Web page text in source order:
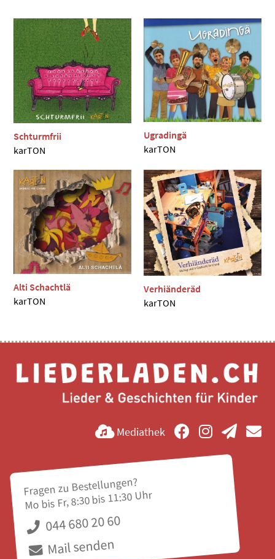
Schturmfrii
karTON
Ugradingä
karTON
Alti Schachtlä
karTON
Verhiänderäd
karTON
Mediathek
Fragen zu Bestellungen?
Mo bis Fr, 8:30 bis 11:30 Uhr
044 680 20 60
Mail senden